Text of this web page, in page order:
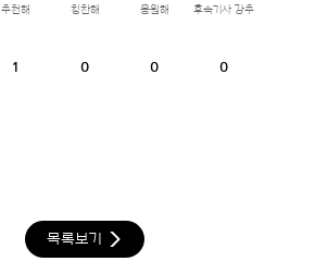
추천해
1
칭찬해
0
응원해
0
후속기사 강추
0
목록보기